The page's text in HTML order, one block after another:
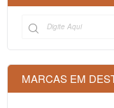
MARCAS EM